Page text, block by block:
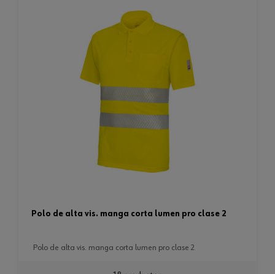
polo de alta vis. manga corta lumen pro clase 2
polo de alta vis. manga corta lumen pro clase 2